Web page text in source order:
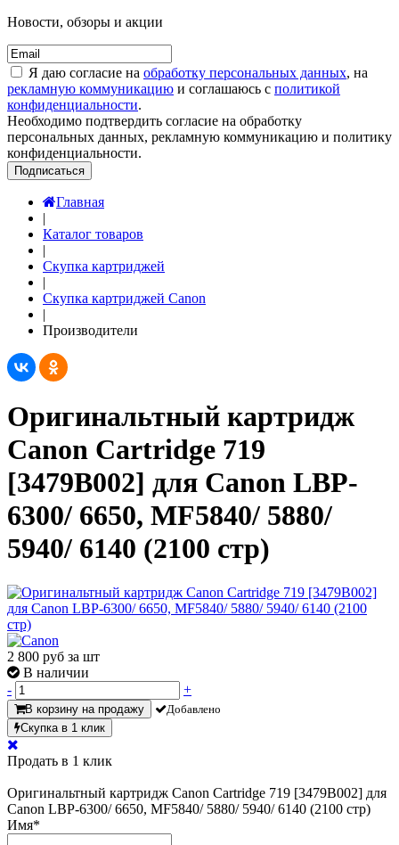
Новости, обзоры и акции
Я даю согласие на обработку персональных данных, на
рекламную коммуникацию и соглашаюсь с политикой
конфиденциальности.
Необходимо подтвердить согласие на обработку
персональных данных, рекламную коммуникацию и политику
конфиденциальности.
Подписаться
Главная
|
Каталог товаров
|
Скупка картриджей
|
Скупка картриджей Canon
|
Производители
Оригинальтный картридж
Canon Cartridge 719
[3479B002] для Canon LBP-
6300/ 6650, MF5840/ 5880/
5940/ 6140 (2100 стр)
2 800 руб за шт
В наличии
-
+
В корзину на продажу
Добавлено
Скупка в 1 клик
Продать в 1 клик
Оригинальтный картридж Canon Cartridge 719 [3479B002] для
Canon LBP-6300/ 6650, MF5840/ 5880/ 5940/ 6140 (2100 стр)
Имя*